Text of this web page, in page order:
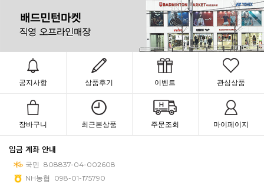
공지사항 상품후기 이벤트 관심상품
장바구니 최근본상품 주문조회 마이페이지
입금 계좌 안내
국민 808837-04-002608
NH농협
098-01-175790